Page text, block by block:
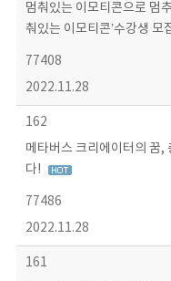
멈춰있는 이모티콘으로 멈
춰있는 이모티콘’수강생 모
77408
2022.11.28
162
메타버스 크리에이터의 꿈,
다!
77486
2022.11.28
161